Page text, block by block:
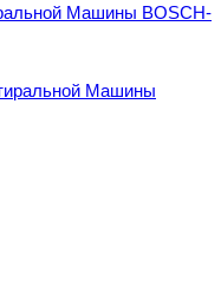
Машины BOSCH-